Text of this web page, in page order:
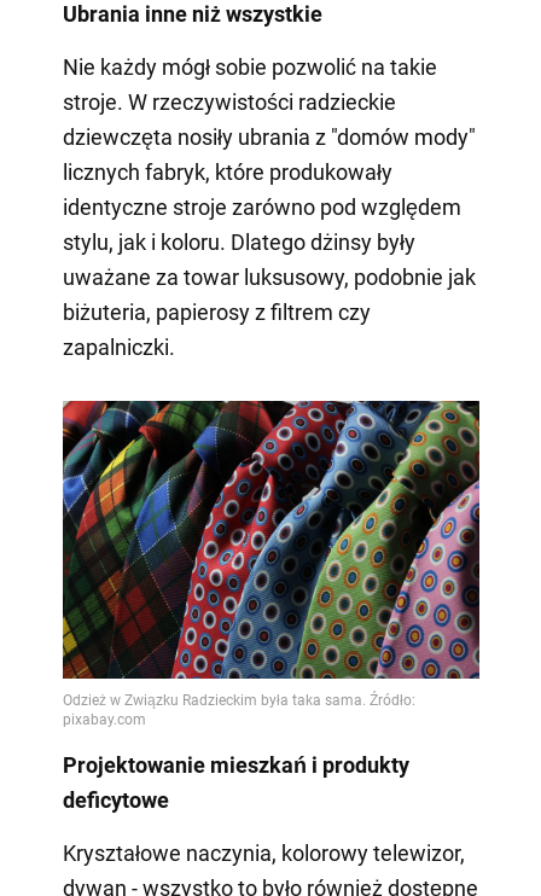
Ubrania inne niż wszystkie
Nie każdy mógł sobie pozwolić na takie
stroje. W rzeczywistości radzieckie
dziewczęta nosiły ubrania z "domów mody"
licznych fabryk, które produkowały
identyczne stroje zarówno pod względem
stylu, jak i koloru. Dlatego dżinsy były
uważane za towar luksusowy, podobnie jak
biżuteria, papierosy z filtrem czy
zapalniczki.
Projektowanie mieszkań i produkty
deficytowe
Kryształowe naczynia, kolorowy telewizor,
dywan - wszystko to było również dostępne